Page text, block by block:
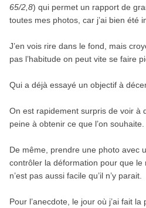
65/2,8) qui permet un rapport de
toutes mes photos, car j’ai bien été
J’en vois rire dans le fond, mais
pas l’habitude on peut vite se faire
Qui a déjà essayé un objectif à
On est rapidement surpris de voir à
peine à obtenir ce que l’on souhaite.
De même, prendre une photo avec
contrôler la déformation pour que le
n’est pas aussi facile qu’il n’y parait.
Pour l’anecdote, le jour où j’ai fait la